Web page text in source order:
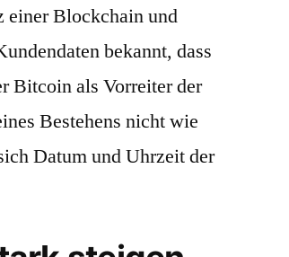
einer Blockchain und
bekannt, dass
Bitcoin als Vorreiter der
Bestehens nicht wie
Datum und Uhrzeit der